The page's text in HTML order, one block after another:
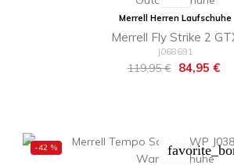
Merrell Herren Laufschuhe
Merrell Fly Strike 2
J068691
Regulärer
119,95 € Preis
84,95 €
-42 %